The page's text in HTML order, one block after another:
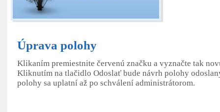
Úprava polohy
Klikaním premiestnite červenú značku a vyznačte tak
Kliknutím na tlačidlo Odoslať bude návrh polohy
polohy sa uplatní až po schválení administrátorom.